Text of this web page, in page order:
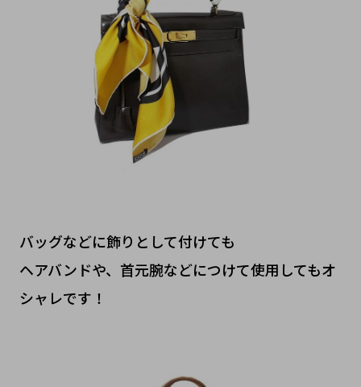
バッグなどに飾りとして付けても
ヘアバンドや、首元腕などにつけて使用してもオ
シャレです！